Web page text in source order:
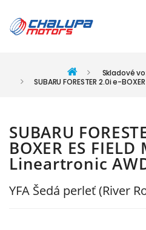
Skladové
SUBARU FORESTER 2.0i e-
SUBARU
BOXER ES FIELD
Lineartronic
YFA Šedá perleť (River